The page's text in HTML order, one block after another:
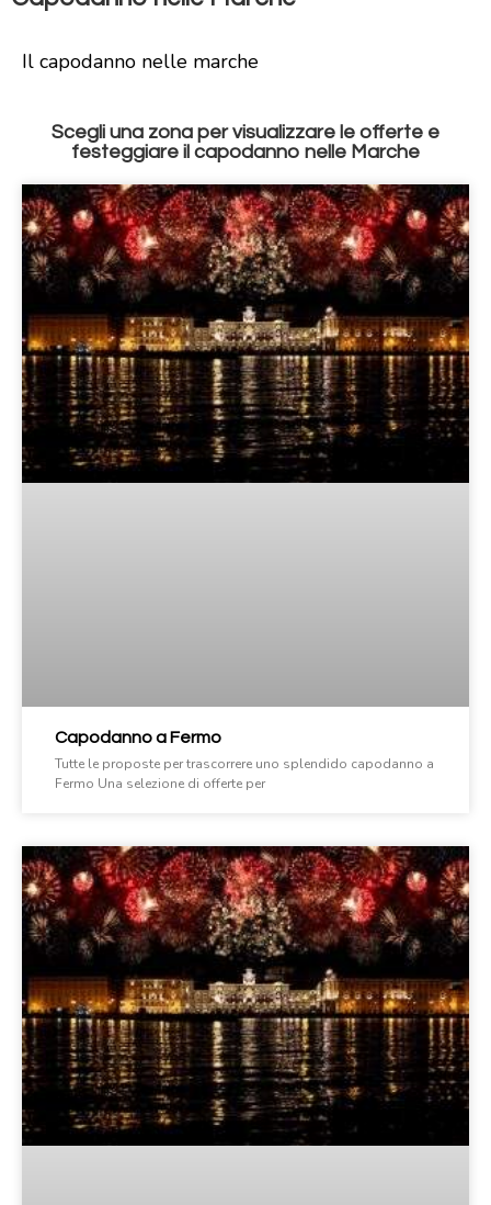
Il capodanno nelle marche
Scegli una zona per visualizzare le offerte e
festeggiare il capodanno nelle Marche
Capodanno a Fermo
Tutte le proposte per trascorrere uno splendido capodanno a
Fermo Una selezione di offerte per